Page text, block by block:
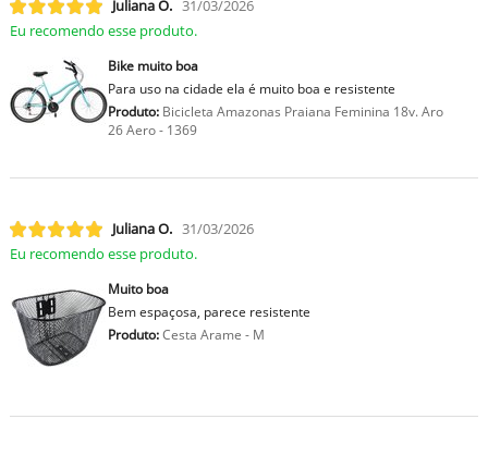
Juliana O. 31/03/2026
Eu recomendo esse produto.
Bike muito boa
Para uso na cidade ela é muito boa e resistente
Produto:Bicicleta Amazonas Praiana Feminina 18v. Aro
26 Aero - 1369
Juliana O. 31/03/2026
Eu recomendo esse produto.
Muito boa
Bem espaçosa, parece resistente
Produto:Cesta Arame - M